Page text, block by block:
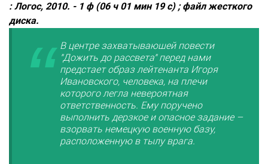
: Логос, 2010. - 1 ф (06 ч 01 мин 19 с) ; файл жесткого
диска.
В центре захватывающей повести
"Дожить до рассвета" перед нами
предстает образ лейтенанта Игоря
Ивановского, человека, на плечи
которого легла невероятная
ответственность. Ему поручено
выполнить дерзкое и опасное задание –
взорвать немецкую военную базу,
расположенную в тылу врага.